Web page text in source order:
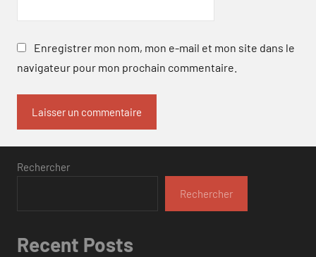
Enregistrer mon nom, mon e-mail et mon site dans le
navigateur pour mon prochain commentaire.
Rechercher
Rechercher
Recent Posts